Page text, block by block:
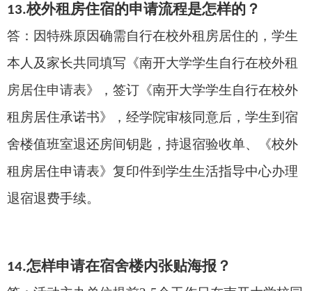
13.校外租房住宿的申请流程是怎样的？
答：因特殊原因确需自行在校外租房居住的，学生
本人及家长共同填写《南开大学学生自行在校外租
房居住申请表》，签订《南开大学学生自行在校外
租房居住承诺书》，经学院审核同意后，学生到宿
舍楼值班室退还房间钥匙，持退宿验收单、《校外
租房居住申请表》复印件到学生生活指导中心办理
退宿退费手续。
14.怎样申请在宿舍楼内张贴海报？